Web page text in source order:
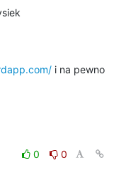
i na pewno
0
0